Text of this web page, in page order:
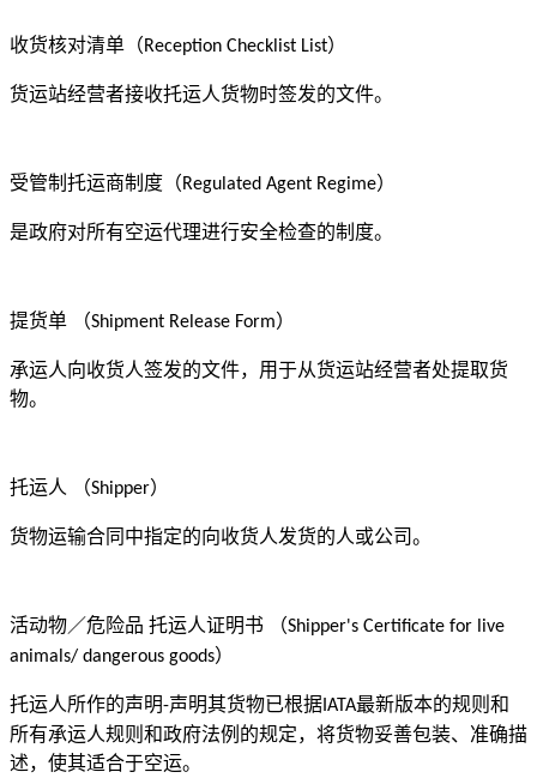
收货核对清单（Reception Checklist List）
货运站经营者接收托运人货物时签发的文件。
受管制托运商制度（Regulated Agent Regime）
是政府对所有空运代理进行安全检查的制度。
提货单 （Shipment Release Form）
承运人向收货人签发的文件，用于从货运站经营者处提取货
物。
托运人 （Shipper）
货物运输合同中指定的向收货人发货的人或公司。
活动物／危险品 托运人证明书 （Shipper's Certificate for live
animals/ dangerous goods）
托运人所作的声明-声明其货物已根据IATA最新版本的规则和
所有承运人规则和政府法例的规定，将货物妥善包装、准确描
述，使其适合于空运。